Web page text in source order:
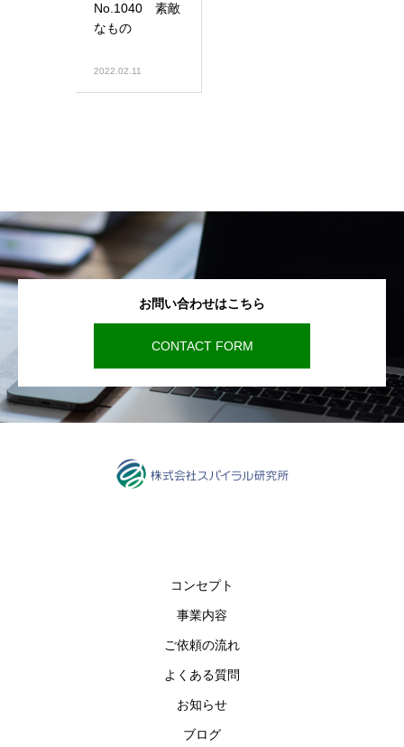
No.1040 素敵
なもの
2022.02.11
お問い合わせはこちら
CONTACT FORM
コンセプト
事業内容
ご依頼の流れ
よくある質問
お知らせ
ブログ